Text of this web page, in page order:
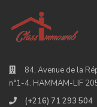
84, Avenue de la
n°1-4. HAMMAM-LIF
(+216) 71 293 504